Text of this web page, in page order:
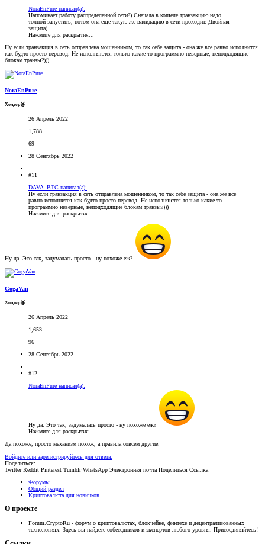
NoraEnPure написал(а):
Напоминает работу распределенной сети?) Сначала в кошеле транзакцию надо
толпой запустить, потом она еще такую же валидацию в сети проходит. Двойная
защита)
Нажмите для раскрытия...
Ну если транзакция в сеть отправлена мошенником, то так себе защита - она же все равно исполнится
как будто просто перевод. Не исполняются только какие то программно неверные, неподходящие
блокам транзы?)))
NoraEnPure
Холдер🥉
26 Апрель 2022
1,788
69
28 Сентябрь 2022
#11
DAVA_BTC написал(а):
Ну если транзакция в сеть отправлена мошенником, то так себе защита - она же все
равно исполнится как будто просто перевод. Не исполняются только какие то
программно неверные, неподходящие блокам транзы?)))
Нажмите для раскрытия...
Ну да. Это так, задумалась просто - ну похоже еж?
GogaVan
Холдер🥉
26 Апрель 2022
1,653
96
28 Сентябрь 2022
#12
NoraEnPure написал(а):
Ну да. Это так, задумалась просто - ну похоже еж?
Нажмите для раскрытия...
Да похоже, просто механизм похож, а правила совсем другие.
Войдите или зарегистрируйтесь для ответа.
Поделиться:
Twitter Reddit Pinterest Tumblr WhatsApp Электронная почта Поделиться Ссылка
Форумы
Общий раздел
Криптовалюта для новичков
О проекте
Forum.CryptoRu - форум о криптовалютах, блокчейне, финтехе и децентрализованных
технологиях. Здесь вы найдете собеседников и экспертов любого уровня. Присоединяйтесь!